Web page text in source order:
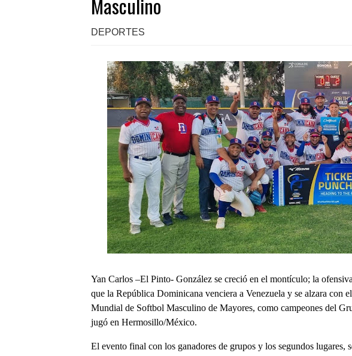
Masculino
DEPORTES
Yan Carlos –El Pinto- González se creció en el montículo; la
que la República Dominicana venciera a Venezuela y se alzara con
Mundial de Softbol Masculino de Mayores, como campeones del
jugó en Hermosillo/México.
El evento final con los ganadores de grupos y los segundos lugares,